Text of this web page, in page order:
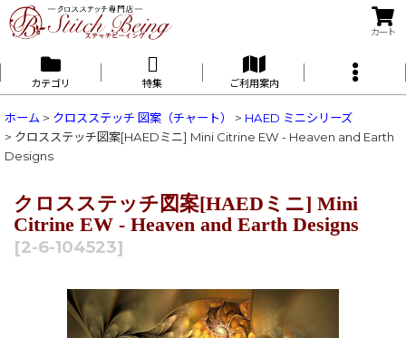
カート
カテゴリ 特集 ご利用案内
ホーム > クロスステッチ 図案（チャート） > HAED ミニシリーズ
> クロスステッチ図案[HAEDミニ] Mini Citrine EW - Heaven and Earth
Designs
クロスステッチ図案[HAEDミニ] Mini
Citrine EW - Heaven and Earth Designs
[2-6-104523]